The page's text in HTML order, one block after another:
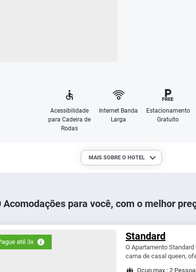
Acessibilidade
para Cadeira de
Rodas
Internet Banda
Larga
Estacionamento
Gratuito
MAIS SOBRE O HOTEL
Acomodações para você, com o melhor
até 3x Standard
O Apartamento
cama de casal queen,
Ocup.max.: 2